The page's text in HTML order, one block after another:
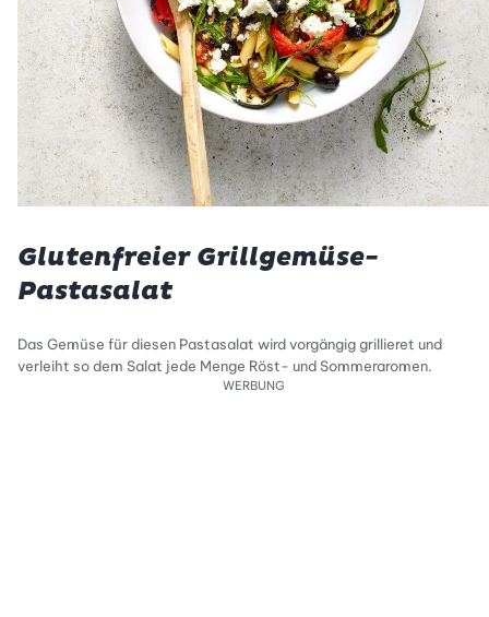
Glutenfreier Grillgemüse-
Pastasalat
Das Gemüse für diesen Pastasalat wird vorgängig grillieret und
verleiht so dem Salat jede Menge Röst- und Sommeraromen.
WERBUNG